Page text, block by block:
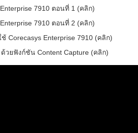
7910 ตอนที่ 1 (คลิก)
7910 ตอนที่ 2 (คลิก)
Corecasys Enterprise 7910 (คลิก)
วยฟังก์ชัน Content Capture (คลิก)